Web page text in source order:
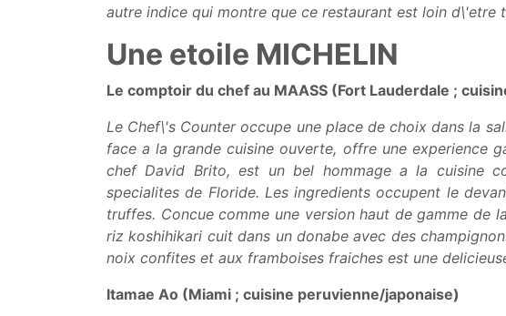
autre indice qui montre que ce restaurant est loin d\'etre
Une etoile MICHELIN
Le comptoir du chef au MAASS (Fort Lauderdale ;
Le Chef\'s Counter occupe une place de choix dans la
face a la grande cuisine ouverte, offre une experience
chef David Brito, est un bel hommage a la cuisine
specialites de Floride. Les ingredients occupent le
truffes. Concue comme une version haut de gamme de
riz koshihikari cuit dans un donabe avec des
noix confites et aux framboises fraiches est une
Itamae Ao (Miami ; cuisine peruvienne/japonaise)